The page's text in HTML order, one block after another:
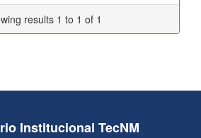
results 1 to 1 of 1
Institucional TecNM